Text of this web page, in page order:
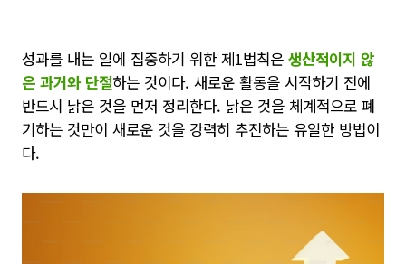
성과를 내는 일에 집중하기 위한 제1법칙은 생산적이지 않
은 과거와 단절하는 것이다. 새로운 활동을 시작하기 전에
반드시 낡은 것을 먼저 정리한다. 낡은 것을 체계적으로 폐
기하는 것만이 새로운 것을 강력히 추진하는 유일한 방법이
다.